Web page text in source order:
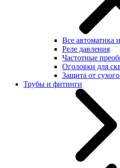
Все автоматика
Реле давления
Частотные
Оголовки для
Защита от
Трубы и фитинги